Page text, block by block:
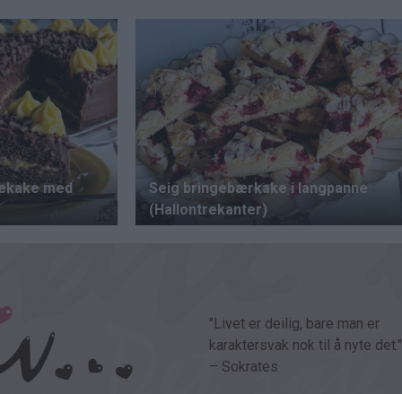
"Livet er deilig, bare man er
karaktersvak nok til å nyte det."
– Sokrates